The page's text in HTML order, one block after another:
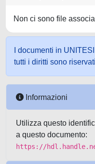
Non ci sono file
I documenti in
tutti i diritti sono
Informazioni
Utilizza questo
a questo documento:
https://